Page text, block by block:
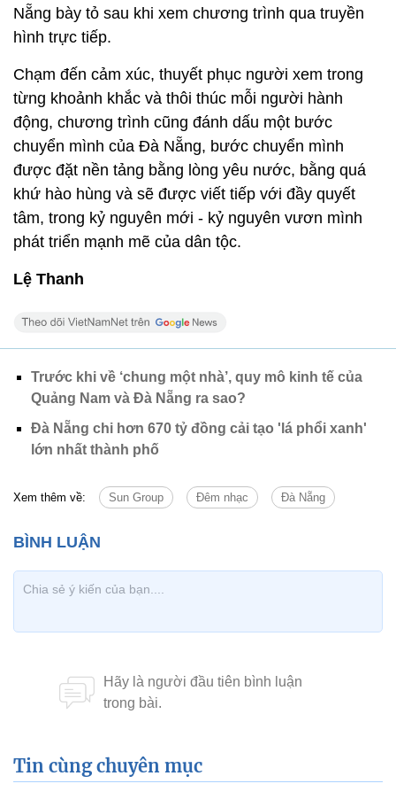
Nẵng bày tỏ sau khi xem chương trình qua truyền
hình trực tiếp.
Chạm đến cảm xúc, thuyết phục người xem trong
từng khoảnh khắc và thôi thúc mỗi người hành
động, chương trình cũng đánh dấu một bước
chuyển mình của Đà Nẵng, bước chuyển mình
được đặt nền tảng bằng lòng yêu nước, bằng quá
khứ hào hùng và sẽ được viết tiếp với đầy quyết
tâm, trong kỷ nguyên mới - kỷ nguyên vươn mình
phát triển mạnh mẽ của dân tộc.
Lệ Thanh
Trước khi về ‘chung một nhà’, quy mô kinh tế của
Quảng Nam và Đà Nẵng ra sao?
Đà Nẵng chi hơn 670 tỷ đồng cải tạo 'lá phổi xanh'
lớn nhất thành phố
Xem thêm về: Sun Group Đêm nhạc Đà Nẵng
Tin cùng chuyên mục